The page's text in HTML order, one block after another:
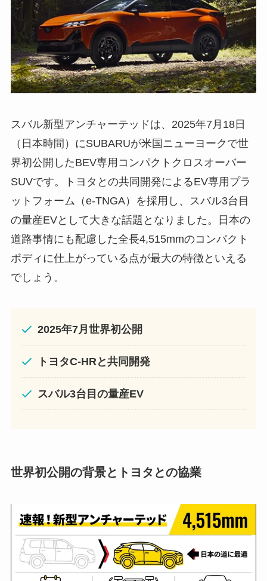
スバル新型アンチャーテッドは、2025年7月18日
（日本時間）にSUBARUが米国ニューヨークで世
界初公開したBEV専用コンパクトクロスオーバー
SUVです。トヨタとの共同開発によるEV専用プラ
ットフォーム（e-TNGA）を採用し、スバル3台目
の量産EVとして大きな話題となりました。日本の
道路事情にも配慮した全長4,515mmのコンパクト
ボディに仕上がっている点が最大の特徴といえる
でしょう。
2025年7月世界初公開
トヨタC-HRと共同開発
スバル3台目の量産EV
世界初公開の背景とトヨタとの協業